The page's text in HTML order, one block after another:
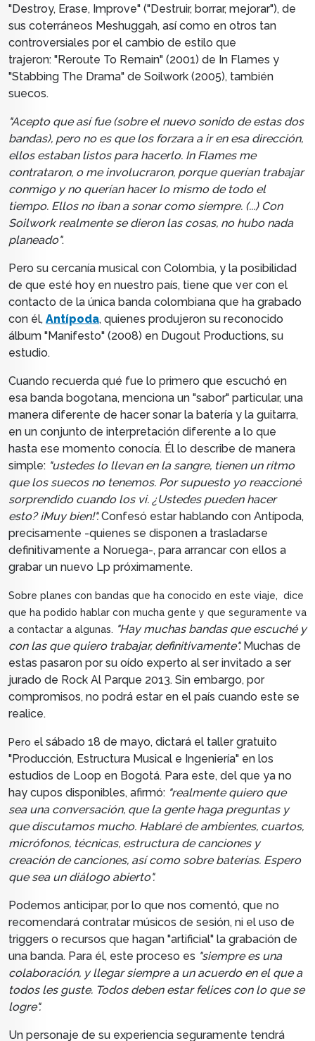
"Destroy, Erase, Improve" ("Destruir, borrar, mejorar"), de
sus coterráneos Meshuggah, así como en otros tan
controversiales por el cambio de estilo que
trajeron: "Reroute To Remain" (2001) de In Flames y
"Stabbing The Drama" de Soilwork (2005), también
suecos.
"Acepto que así fue (sobre el nuevo sonido de estas dos
bandas), pero no es que los forzara a ir en esa dirección,
ellos estaban listos para hacerlo. In Flames me
contrataron, o me involucraron, porque querían trabajar
conmigo y no querían hacer lo mismo de todo el
tiempo. Ellos no iban a sonar como siempre. (...) Con
Soilwork realmente se dieron las cosas, no hubo nada
planeado".
Pero su cercanía musical con Colombia, y la posibilidad
de que esté hoy en nuestro país, tiene que ver con el
contacto de la única banda colombiana que ha grabado
con él, Antípoda, quienes produjeron su reconocido
álbum "Manifesto" (2008) en Dugout Productions, su
estudio.
Cuando recuerda qué fue lo primero que escuchó en
esa banda bogotana, menciona un "sabor" particular, una
manera diferente de hacer sonar la batería y la guitarra,
en un conjunto de interpretación diferente a lo que
hasta ese momento conocía. Él lo describe de manera
simple: "ustedes lo llevan en la sangre, tienen un ritmo
que los suecos no tenemos. Por supuesto yo reaccioné
sorprendido cuando los vi. ¿Ustedes pueden hacer
esto? ¡Muy bien!".Confesó estar hablando con Antípoda,
precisamente -quienes se disponen a trasladarse
definitivamente a Noruega-, para arrancar con ellos a
grabar un nuevo Lp próximamente.
Sobre planes con bandas que ha conocido en este viaje, dice
que ha podido hablar con mucha gente y que seguramente va
a contactar a algunas. "Hay muchas bandas que escuché y
con las que quiero trabajar, definitivamente". Muchas de
estas pasaron por su oído experto al ser invitado a ser
jurado de Rock Al Parque 2013. Sin embargo, por
compromisos, no podrá estar en el país cuando este se
realice.
Pero el sábado 18 de mayo, dictará el taller gratuito
"Producción, Estructura Musical e Ingeniería" en los
estudios de Loop en Bogotá. Para este, del que ya no
hay cupos disponibles, afirmó: "realmente quiero que
sea una conversación, que la gente haga preguntas y
que discutamos mucho. Hablaré de ambientes, cuartos,
micrófonos, técnicas, estructura de canciones y
creación de canciones, así como sobre baterías. Espero
que sea un diálogo abierto".
Podemos anticipar, por lo que nos comentó, que no
recomendará contratar músicos de sesión, ni el uso de
triggers o recursos que hagan "artificial" la grabación de
una banda. Para él, este proceso es "siempre es una
colaboración, y llegar siempre a un acuerdo en el que a
todos les guste. Todos deben estar felices con lo que se
logre".
Un personaje de su experiencia seguramente tendrá